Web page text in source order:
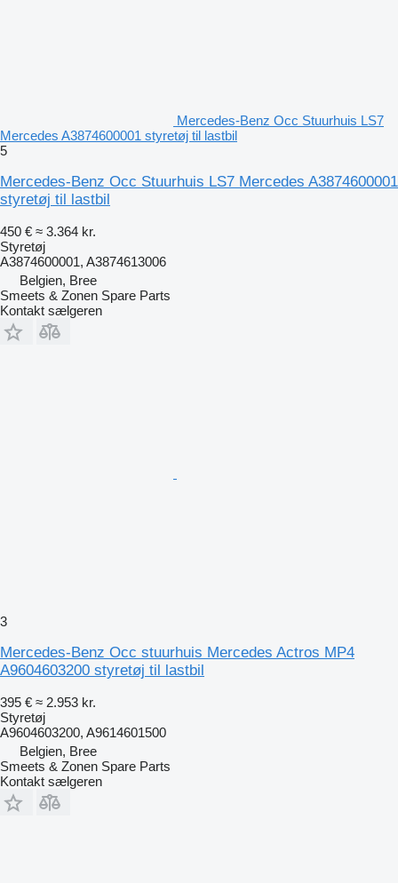
Mercedes-Benz Occ Stuurhuis LS7
Mercedes A3874600001 styretøj til lastbil
5
Mercedes-Benz Occ Stuurhuis LS7 Mercedes A3874600001
styretøj til lastbil
450 € ≈ 3.364 kr.
Styretøj
A3874600001, A3874613006
Belgien, Bree
Smeets & Zonen Spare Parts
Kontakt sælgeren
3
Mercedes-Benz Occ stuurhuis Mercedes Actros MP4
A9604603200 styretøj til lastbil
395 € ≈ 2.953 kr.
Styretøj
A9604603200, A9614601500
Belgien, Bree
Smeets & Zonen Spare Parts
Kontakt sælgeren